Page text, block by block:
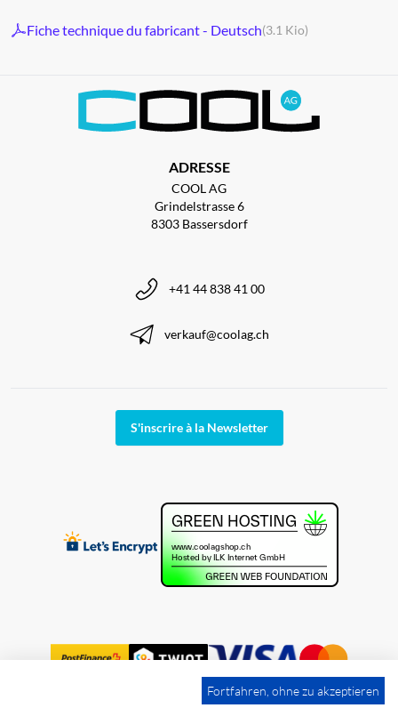
Fiche technique du fabricant - Deutsch(3.1 Kio)
ADRESSE
COOL AG
Grindelstrasse 6
8303 Bassersdorf
+41 44 838 41 00
verkauf@coolag.ch
S'inscrire à la Newsletter
Fortfahren, ohne zu akzeptieren